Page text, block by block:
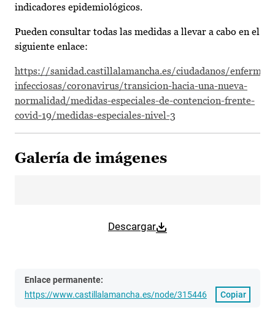
indicadores epidemiológicos.
Pueden consultar todas las medidas a llevar a cabo en el
siguiente enlace:
https://sanidad.castillalamancha.es/ciudadanos/
infecciosas/coronavirus/transicion-hacia-una-nueva-
normalidad/medidas-especiales-de-contencion-frente-
covid-19/medidas-especiales-nivel-3
Galería de imágenes
Descargar
Enlace permanente:
https://www.castillalamancha.es/node/315446
Copiar